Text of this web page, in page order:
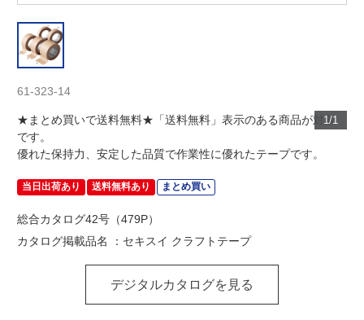
1/1
61-323-14
★まとめ買いで送料無料★「送料無料」表示のある商品が対象
です。
優れた保持力、安定した品質で作業性に優れたテープです。
当日出荷あり 送料無料あり まとめ買い
総合カタログ42号（479P）
カタログ掲載品名 ：セキスイ クラフトテープ
デジタルカタログを見る